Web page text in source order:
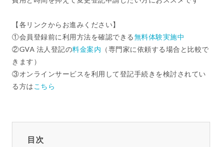
【各リンクからお進みください】
①会員登録前に利用方法を確認できる無料体験実施中
②GVA 法人登記の料金案内 （専門家に依頼する場合と比較で
きます）
③オンラインサービスを利用して登記手続きを検討されてい
る方は こちら
目次